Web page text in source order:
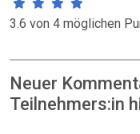
3.6 von 4 möglichen
Neuer
Teilnehmers:in